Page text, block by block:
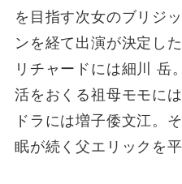
を目指す次女のブリジ
ンを経て出演が決定し
リチャードには細川 岳
活をおくる祖母モモに
ドラには増子倭文江。
眠が続く父エリックを